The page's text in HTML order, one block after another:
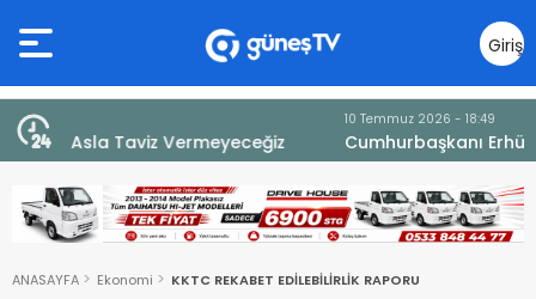
Giriş
Yap
Cumhurbaşkanı Erhürman sergi açılışında
fenalaşarak hastaneye kaldırıldı
ANASAYFA Ekonomi KKTC REKABET EDİLEBİLİRLİK RAPORU